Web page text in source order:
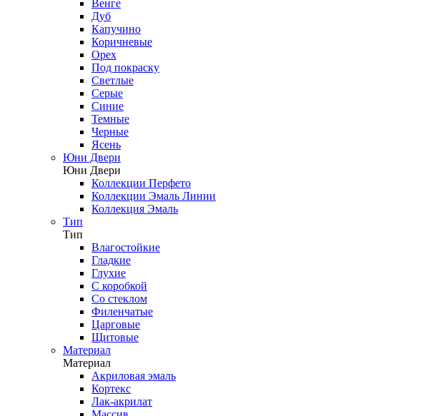
Венге
Дуб
Капучино
Коричневые
Орех
Под покраску
Светлые
Серые
Синие
Темные
Черные
Ясень
Юни Двери
Юни Двери
Коллекции Перфето
Коллекции Эмаль Линии
Коллекция Эмаль
Тип
Тип
Влагостойкие
Гладкие
Глухие
С коробкой
Со стеклом
Филенчатые
Царговые
Щитовые
Материал
Материал
Акриловая эмаль
Кортекс
Лак-акрилат